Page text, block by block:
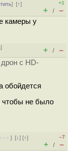
][↑]
+1
+ / –
камеры у
]
+ / –
с HD-
обойдется
чтобы не было
· · ·][↓] [↑]
–7
+ / –